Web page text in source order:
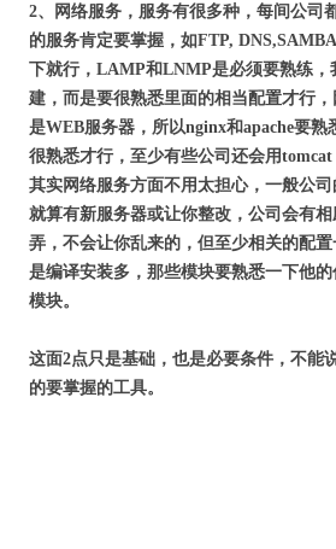
2、网络服务，服务有很多种，每间公司
的服务肯定要掌握，如FTP,
下就行，LAMP和LNMP是必须要熟练，
建，而是要很熟悉里面的相当配置才行
是WEB服务器，所以nginx和apache要
很熟悉才行，至少有些公司还会用tomcat
其实网络服务方面不用太担心，一般公司
就算有新服务器或让你整改，公司会有
弄，不会让你乱来的，但至少相关的配
是编译安装多，那些模块要熟悉一下他
模块。
这面2点只是基础，也是必要条件，不能
的要掌握的工具。